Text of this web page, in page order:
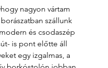
nagyon vártam
szállunk
és csodaszép
is pont előtte áll
egy izgalmas, a